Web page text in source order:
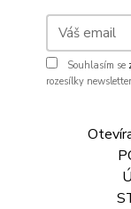
Souhlasím se
rozesílky